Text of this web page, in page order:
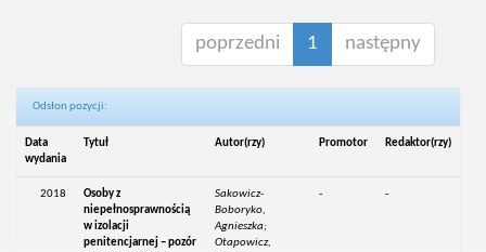
poprzedni 1 następny
Odsłon pozycji:
Data
wydania
Tytuł Autor(rzy) Promotor Redaktor(rzy)
2018
Osoby z
niepełnosprawnością
w izolacji
penitencjarnej – pozór
Sakowicz-
Boboryko,
Agnieszka;
Otapowicz,
- -